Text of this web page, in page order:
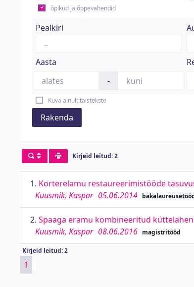
õpikud ja õppevahendid
Pealkiri
Aasta
-
Kuva ainult täistekste
Rakenda
Kirjeid leitud: 2
1. Korterelamu restaureerimistööde
Kuusmik, Kaspar 05.06.2014
2. Spaaga eramu kombineeritud
Kuusmik, Kaspar 08.06.2016 magistritööd
Kirjeid leitud: 2
1